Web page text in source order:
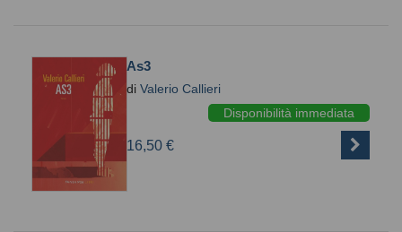
As3
di Valerio Callieri
Disponibilità immediata
16,50 €